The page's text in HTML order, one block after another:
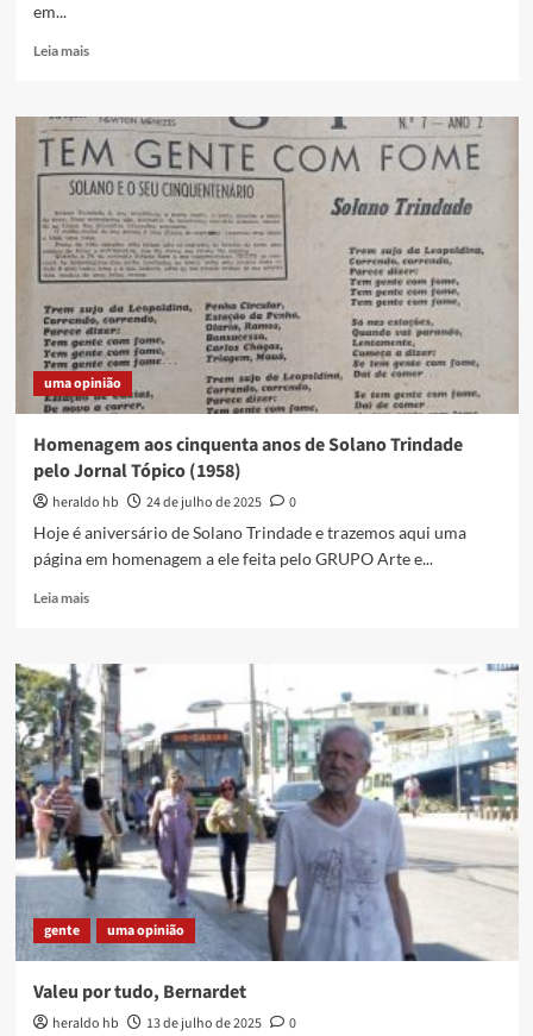
em...
Leia maisRead
…
De
repente
27…
uma opinião
Homenagem aos cinquenta anos de Solano Trindade
pelo Jornal Tópico (1958)
heraldo hb 24 de julho de 2025
0
Hoje é aniversário de Solano Trindade e trazemos aqui uma
página em homenagem a ele feita pelo GRUPO Arte e...
Leia maisRead
Homenagem
aos
cinquenta
anos
de
Solano
Trindade
pelo
Jornal
Tópico
(1958)
gente uma opinião
Valeu por tudo, Bernardet
heraldo hb 13 de julho de 2025
0